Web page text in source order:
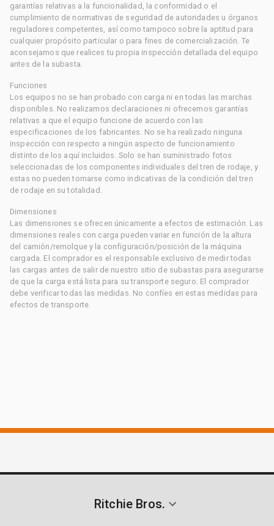
garantías relativas a la funcionalidad, la conformidad o el
cumplimiento de normativas de seguridad de autoridades u órganos
reguladores competentes, así como tampoco sobre la aptitud para
cualquier propósito particular o para fines de comercialización. Te
aconsejamos que realices tu propia inspección detallada del equipo
antes de la subasta.
Funciones
Los equipos no se han probado con carga ni en todas las marchas
disponibles. No realizamos declaraciones ni ofrecemos garantías
relativas a que el equipo funcione de acuerdo con las
especificaciones de los fabricantes. No se ha realizado ninguna
inspección con respecto a ningún aspecto de funcionamiento
distinto de los aquí incluidos. Solo se han suministrado fotos
seleccionadas de los componentes individuales del tren de rodaje, y
estas no pueden tomarse como indicativas de la condición del tren
de rodaje en su totalidad.
Dimensiones
Las dimensiones se ofrecen únicamente a efectos de estimación. Las
dimensiones reales con carga pueden variar en función de la altura
del camión/remolque y la configuración/posición de la máquina
cargada. El comprador es el responsable exclusivo de medir todas
las cargas antes de salir de nuestro sitio de subastas para asegurarse
de que la carga está lista para su transporte seguro. El comprador
debe verificar todas las medidas. No confíes en estas medidas para
efectos de transporte.
Ritchie Bros.